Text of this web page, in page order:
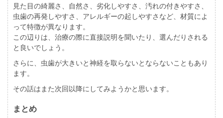
見た目の綺麗さ、自然さ、劣化しやすさ、汚れの付きやすさ、
虫歯の再発しやすさ、アレルギーの起しやすさなど、材質によ
って特徴が異なります。
この辺りは、治療の際に直接説明を聞いたり、選んだりされる
と良いでしょう。
さらに、虫歯が大きいと神経を取らないとならないこともあり
ます。
その話はまた次回以降にしてみようかと思います。
まとめ